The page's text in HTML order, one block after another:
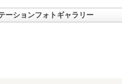
ーションフォトギャラリー